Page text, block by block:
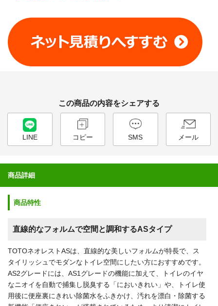
この商品の内容をシェアする
LINE コピー SMS メール
商品詳細
商品特性
直線的なフォルムで空間と調和するASタイプ
TOTOネオレストASは、直線的な美しいフォルムが特長で、ス
タイリッシュでモダンなトイレ空間にしたい方におすすめです。
AS2グレードには、AS1グレードの機能に加えて、トイレのイヤ
なニオイを自動で捕集し脱臭する「においきれい」や、トイレ使
用後に便座裏にきれい除菌水をふきかけ、汚れを漂白・除菌する